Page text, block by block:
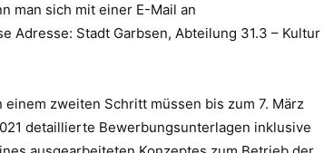
man sich mit einer E-Mail an
Adresse: Stadt Garbsen, Abteilung 31.3 – Kultur
einem zweiten Schritt müssen bis zum 7. März
detaillierte Bewerbungsunterlagen inklusive